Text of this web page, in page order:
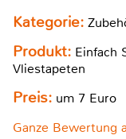
Kategorie:
Produkt: Einfach
Vliestapeten
Preis: um 7 Euro
Ganze Bewertung